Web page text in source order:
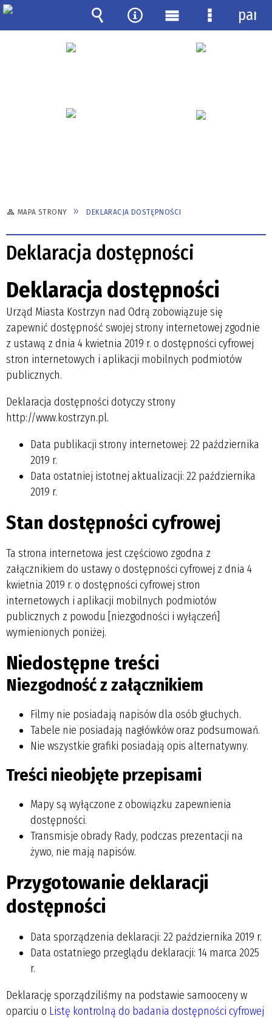
MAPA STRONY DEKLARACJA DOSTĘPNOŚCI
Deklaracja dostępności
Deklaracja dostępności
Urząd Miasta Kostrzyn nad Odrą zobowiązuje się
zapewnić dostępność swojej strony internetowej zgodnie
z ustawą z dnia 4 kwietnia 2019 r. o dostępności cyfrowej
stron internetowych i aplikacji mobilnych podmiotów
publicznych.
Deklaracja dostępności dotyczy strony
http://www.kostrzyn.pl.
Data publikacji strony internetowej: 22 października
2019 r.
Data ostatniej istotnej aktualizacji: 22 października
2019 r.
Stan dostępności cyfrowej
Ta strona internetowa jest częściowo zgodna z
załącznikiem do ustawy o dostępności cyfrowej z dnia 4
kwietnia 2019 r. o dostępności cyfrowej stron
internetowych i aplikacji mobilnych podmiotów
publicznych z powodu [niezgodności i wyłączeń]
wymienionych poniżej.
Niedostępne treści
Niezgodność z załącznikiem
Filmy nie posiadają napisów dla osób głuchych.
Tabele nie posiadają nagłówków oraz podsumowań.
Nie wszystkie grafiki posiadają opis alternatywny.
Treści nieobjęte przepisami
Mapy są wyłączone z obowiązku zapewnienia
dostępności.
Transmisje obrady Rady, podczas prezentacji na
żywo, nie mają napisów.
Przygotowanie deklaracji
dostępności
Data sporządzenia deklaracji: 22 października 2019 r.
Data ostatniego przeglądu deklaracji: 14 marca 2025
r.
Deklarację sporządziliśmy na podstawie samooceny w
oparciu o Listę kontrolną do badania dostępności cyfrowej
Wyszukiwarka
Narzędzia
Menu
główne
Menu